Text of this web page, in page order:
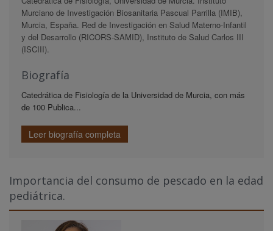
Murciano de Investigación Biosanitaria Pascual Parrilla (IMIB),
Murcia, España. Red de Investigación en Salud Materno-Infantil
y del Desarrollo (RICORS-SAMID), Instituto de Salud Carlos III
(ISCIII).
Biografía
Catedrática de Fisiología de la Universidad de Murcia, con más
de 100 Publica...
Leer biografía completa
Importancia del consumo de pescado en la edad
pediátrica.